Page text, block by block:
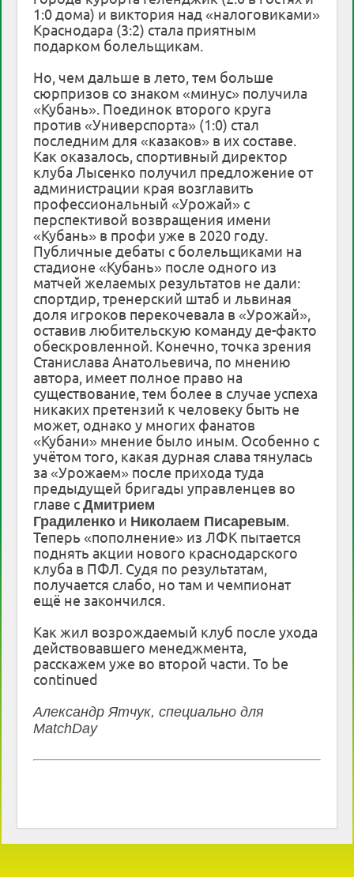
1:0 дома) и виктория над «налоговиками»
Краснодара (3:2) стала приятным
подарком болельщикам.
Но, чем дальше в лето, тем больше
сюрпризов со знаком «минус» получила
«Кубань». Поединок второго круга
против «Универспорта» (1:0) стал
последним для «казаков» в их составе.
Как оказалось, спортивный директор
клуба Лысенко получил предложение от
администрации края возглавить
профессиональный «Урожай» с
перспективой возвращения имени
«Кубань» в профи уже в 2020 году.
Публичные дебаты с болельщиками на
стадионе «Кубань» после одного из
матчей желаемых результатов не дали:
спортдир, тренерский штаб и львиная
доля игроков перекочевала в «Урожай»,
оставив любительскую команду де-факто
обескровленной. Конечно, точка зрения
Станислава Анатольевича, по мнению
автора, имеет полное право на
существование, тем более в случае успеха
никаких претензий к человеку быть не
может, однако у многих фанатов
«Кубани» мнение было иным. Особенно с
учётом того, какая дурная слава тянулась
за «Урожаем» после прихода туда
предыдущей бригады управленцев во
главе сДмитрием
Градиленко и Николаем Писаревым.
Теперь «пополнение» из ЛФК пытается
поднять акции нового краснодарского
клуба в ПФЛ. Судя по результатам,
получается слабо, но там и чемпионат
ещё не закончился.
Как жил возрождаемый клуб после ухода
действовавшего менеджмента,
расскажем уже во второй части. To be
continued
Александр Ятчук, специально для
MatchDay